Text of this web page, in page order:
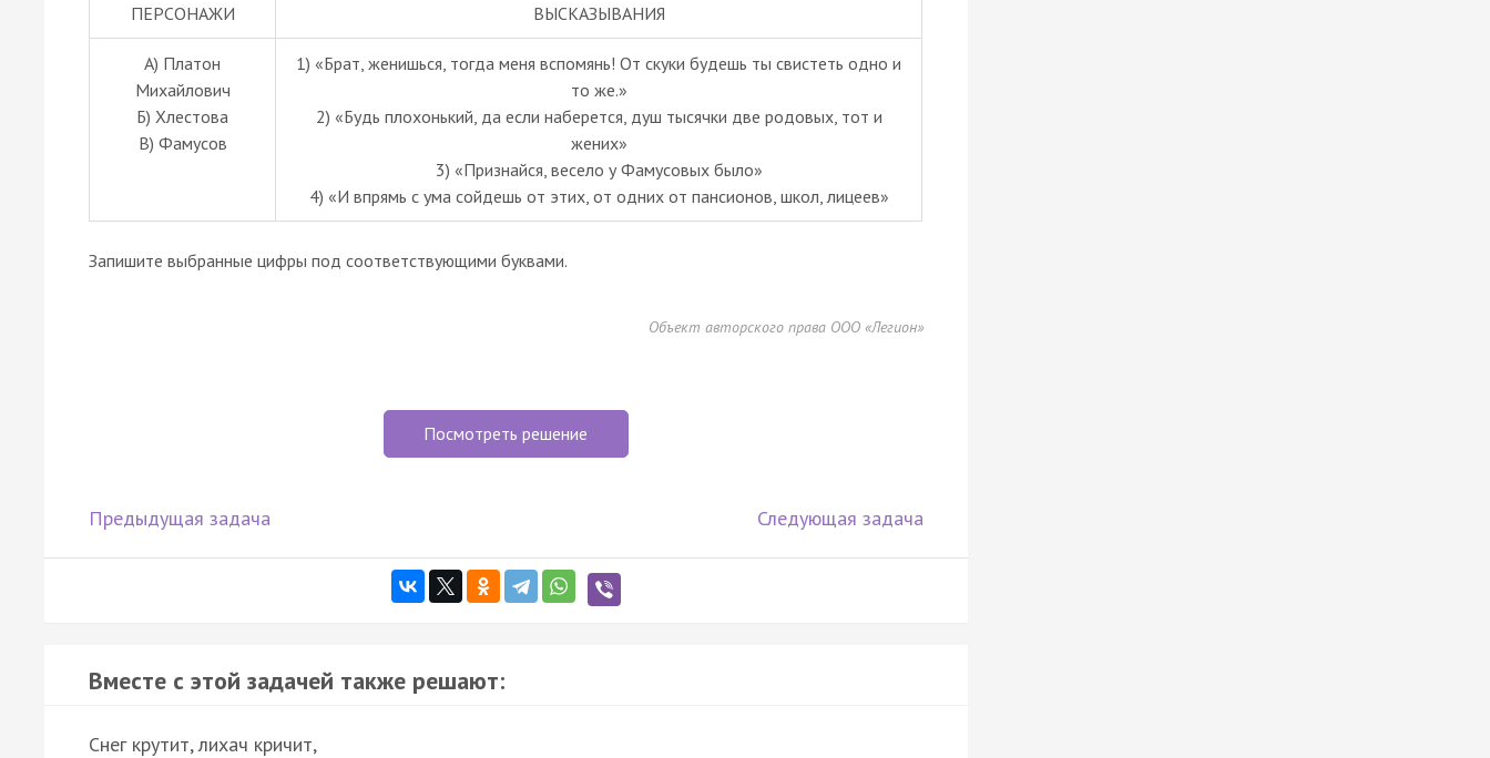
ПЕРСОНАЖИ ВЫСКАЗЫВАНИЯ
А) Платон
Михайлович
Б) Хлестова
В) Фамусов
1) «Брат, женишься, тогда меня вспомянь! От скуки будешь ты свистеть одно и
то же.»
2) «Будь плохонький, да если наберется, душ тысячки две родовых, тот и
жених»
3) «Признайся, весело у Фамусовых было»
4) «И впрямь с ума сойдешь от этих, от одних от пансионов, школ, лицеев»
Запишите выбранные цифры под соответствующими буквами.
Объект авторского права ООО «Легион»
Посмотреть решение
Предыдущая задача Следующая задача
Вместе с этой задачей также решают:
Снег крутит, лихач кричит,